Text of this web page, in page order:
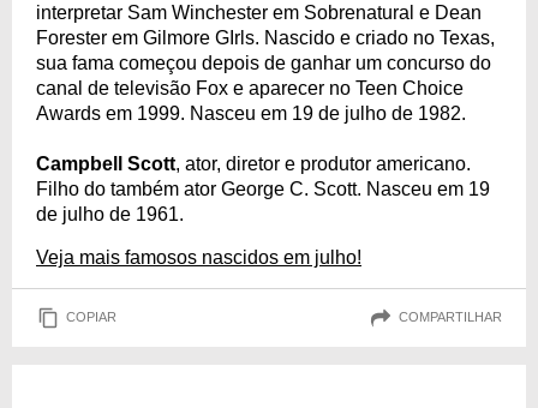
interpretar Sam Winchester em Sobrenatural e Dean
Forester em Gilmore GIrls. Nascido e criado no Texas,
sua fama começou depois de ganhar um concurso do
canal de televisão Fox e aparecer no Teen Choice
Awards em 1999. Nasceu em 19 de julho de 1982.
Campbell Scott, ator, diretor e produtor americano.
Filho do também ator George C. Scott. Nasceu em 19
de julho de 1961.
Veja mais famosos nascidos em julho!
COPIAR COMPARTILHAR